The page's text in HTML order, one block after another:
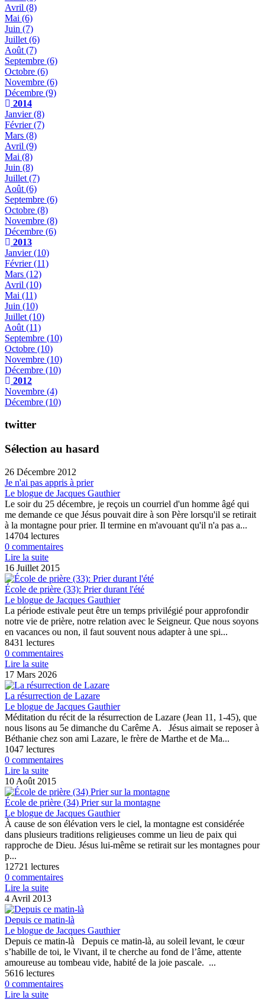
Avril (8)
Mai (6)
Juin (7)
Juillet (6)
Août (7)
Septembre (6)
Octobre (6)
Novembre (6)
Décembre (9)
2014
Janvier(8)
Février(7)
Mars (8)
Avril (9)
Mai (8)
Juin (8)
Juillet (7)
Août (6)
Septembre (6)
Octobre (8)
Novembre (8)
Décembre (6)
2013
Janvier(10)
Février(11)
Mars (12)
Avril (10)
Mai (11)
Juin (10)
Juillet (10)
Août (11)
Septembre (10)
Octobre (10)
Novembre (10)
Décembre (10)
2012
Novembre (4)
Décembre (10)
twitter
Sélection au hasard
26 Décembre 2012
Je n'ai pas appris à prier
Le blogue de Jacques Gauthier
Le soir du 25 décembre, je reçois un courriel d'un homme âgé qui
me demande ce que Jésus pouvait dire à son Père lorsqu'il se retirait
à la montagne pour prier. Il termine en m'avouant qu'il n'a pas a...
14704 lectures
0 commentaires
Lire la suite
16 Juillet 2015
École de prière (33): Prier durant l'été
Le blogue de Jacques Gauthier
La période estivale peut être un temps privilégié pour approfondir
notre vie de prière, notre relation avec le Seigneur. Que nous soyons
en vacances ou non, il faut souvent nous adapter à une spi...
8431 lectures
0 commentaires
Lire la suite
17 Mars 2026
La résurrection de Lazare
Le blogue de Jacques Gauthier
Méditation du récit de la résurrection de Lazare (Jean 11, 1-45), que
nous lisons au 5e dimanche du Carême A. Jésus aimait se reposer à
Béthanie chez son ami Lazare, le frère de Marthe et de Ma...
1047 lectures
0 commentaires
Lire la suite
10 Août 2015
École de prière (34) Prier sur la montagne
Le blogue de Jacques Gauthier
À cause de son élévation vers le ciel, la montagne est considérée
dans plusieurs traditions religieuses comme un lieu de paix qui
rapproche de Dieu. Jésus lui-même se retirait sur les montagnes pour
p...
12721 lectures
0 commentaires
Lire la suite
4 Avril 2013
Depuis ce matin-là
Le blogue de Jacques Gauthier
Depuis ce matin-là Depuis ce matin-là, au soleil levant, le cœur
s’habille de toi, le Vivant, il te cherche au fond de l’âme, attente
amoureuse au tombeau vide, habité de la joie pascale. ...
5616 lectures
0 commentaires
Lire la suite